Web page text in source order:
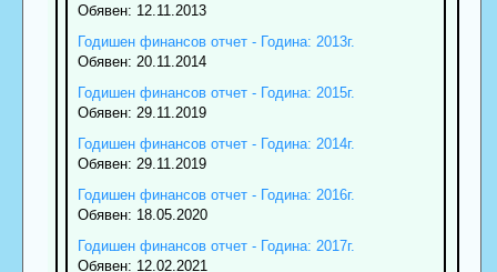
Обявен: 12.11.2013
Годишен финансов отчет - Година: 2013г.
Обявен: 20.11.2014
Годишен финансов отчет - Година: 2015г.
Обявен: 29.11.2019
Годишен финансов отчет - Година: 2014г.
Обявен: 29.11.2019
Годишен финансов отчет - Година: 2016г.
Обявен: 18.05.2020
Годишен финансов отчет - Година: 2017г.
Обявен: 12.02.2021